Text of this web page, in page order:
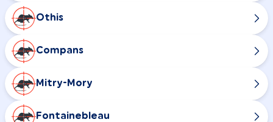
Othis
Compans
Mitry-Mory
Fontainebleau